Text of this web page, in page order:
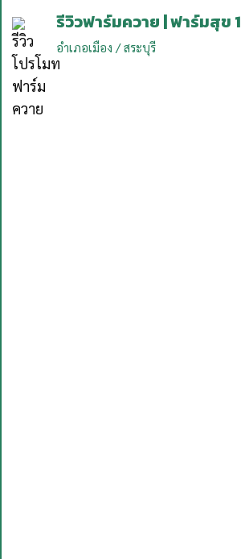
รีวิวฟาร์มควาย | ฟาร์มสุข 1
อำเภอเมือง / สระบุรี